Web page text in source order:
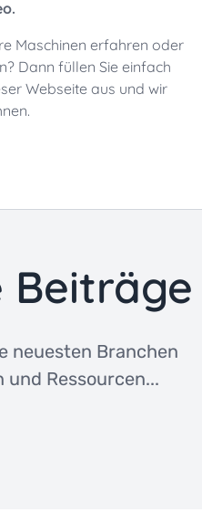
Maschinen erfahren oder
Dann füllen Sie einfach
Webseite aus und wir
Beiträge
neuesten Branchen
und Ressourcen...